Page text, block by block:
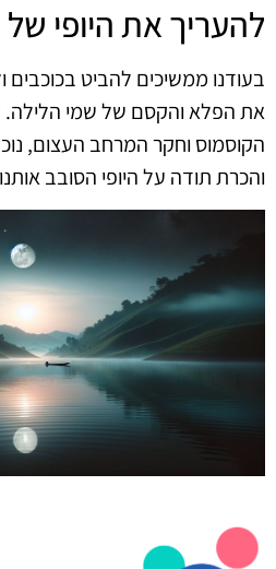
להעריך את היופי
בעודנו ממשיכים להביט בכוכבים
את הפלא והקסם של שמי הלילה.
הקוסמוס וחקר המרחב העצום,
והכרת תודה על היופי הסובב